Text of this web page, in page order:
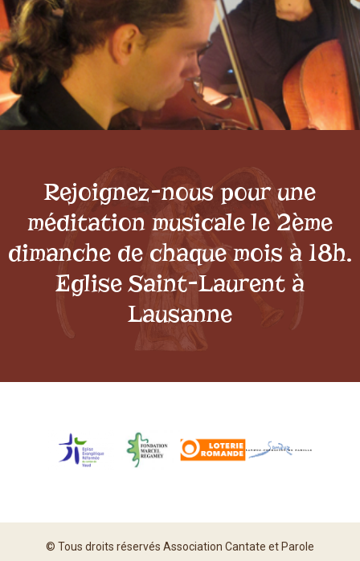
Rejoignez-nous pour une
méditation musicale le 2ème
dimanche de chaque mois à 18h.
Eglise Saint-Laurent à
Lausanne
© Tous droits réservés Association Cantate et Parole